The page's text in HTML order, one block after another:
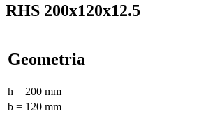
RHS 200x120x12.5
Geometria
h = 200 mm
b = 120 mm